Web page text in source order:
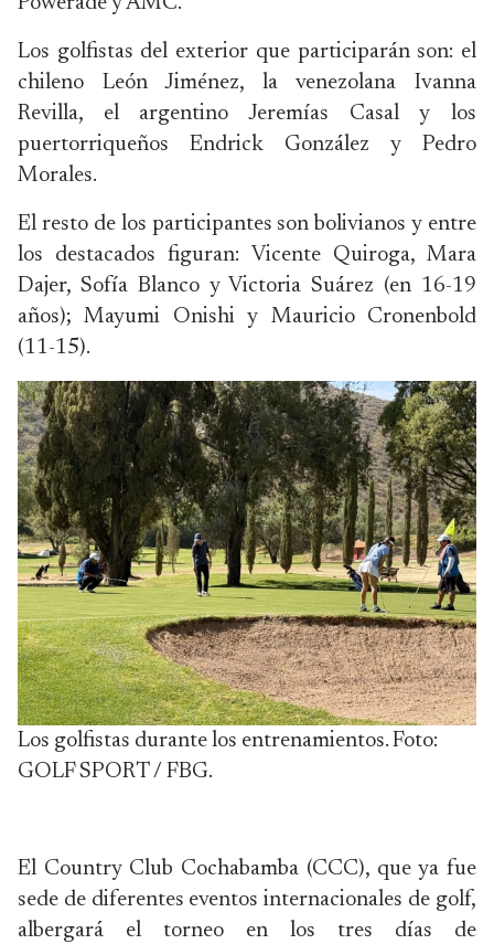
Los golfistas del exterior que participarán son: el
chileno León Jiménez, la venezolana Ivanna
Revilla, el argentino Jeremías Casal y los
puertorriqueños Endrick González y Pedro
Morales.
El resto de los participantes son bolivianos y entre
los destacados figuran: Vicente Quiroga, Mara
Dajer, Sofía Blanco y Victoria Suárez (en 16-19
años); Mayumi Onishi y Mauricio Cronenbold
(11-15).
Los golfistas durante los entrenamientos. Foto:
GOLF SPORT / FBG.
El Country Club Cochabamba (CCC), que ya fue
sede de diferentes eventos internacionales de golf,
albergará el torneo en los tres días de